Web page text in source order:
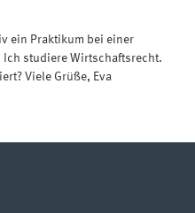
ein Praktikum bei einer
Ich studiere Wirtschaftsrecht.
Viele Grüße, Eva